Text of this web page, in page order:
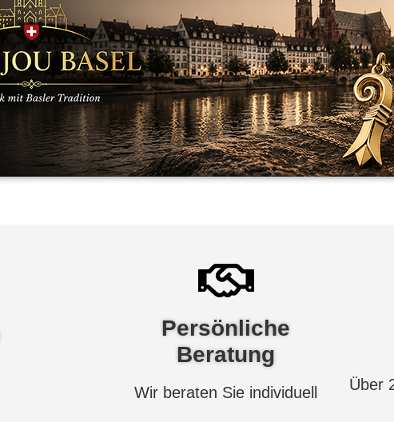
Persönliche
Beratung
Wir beraten Sie individuell Über